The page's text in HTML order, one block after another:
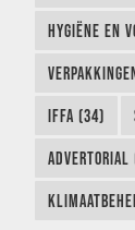
HYGIËNE EN
IFFA (34)